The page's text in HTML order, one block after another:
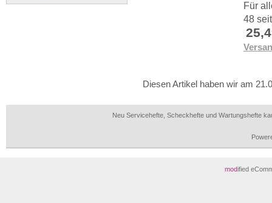
Für
48
Diesen Artikel haben wir am
Neu Servicehefte, Scheckhefte und Wartungshefte
modified